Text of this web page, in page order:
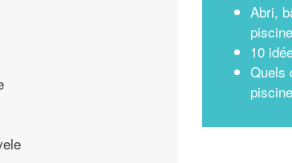
Abri,
10
Quels